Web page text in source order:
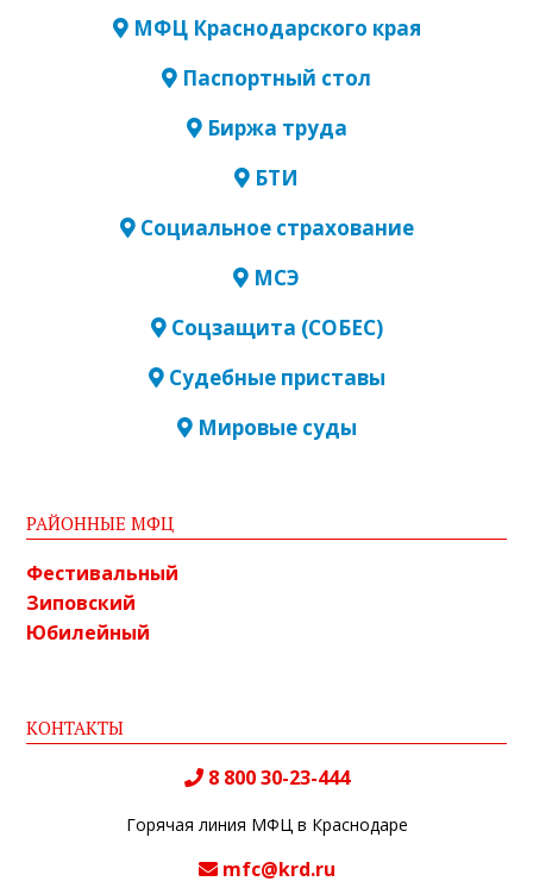
МФЦ Краснодарского края
Паспортный стол
Биржа труда
БТИ
Социальное страхование
МСЭ
Соцзащита (СОБЕС)
Судебные приставы
Мировые суды
РАЙОННЫЕ МФЦ
Фестивальный
Зиповский
Юбилейный
КОНТАКТЫ
8 800 30-23-444
Горячая линия МФЦ в Краснодаре
mfc@krd.ru